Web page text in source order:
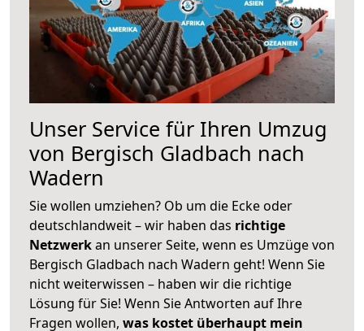
Unser Service für Ihren Umzug
von Bergisch Gladbach nach
Wadern
Sie wollen umziehen? Ob um die Ecke oder
deutschlandweit – wir haben das richtige
Netzwerkan unserer Seite, wenn es Umzüge von
Bergisch Gladbach nach Wadern geht! Wenn Sie
nicht weiterwissen – haben wir die richtige
Lösung für Sie! Wenn Sie Antworten auf Ihre
Fragen wollen, was kostet überhaupt mein